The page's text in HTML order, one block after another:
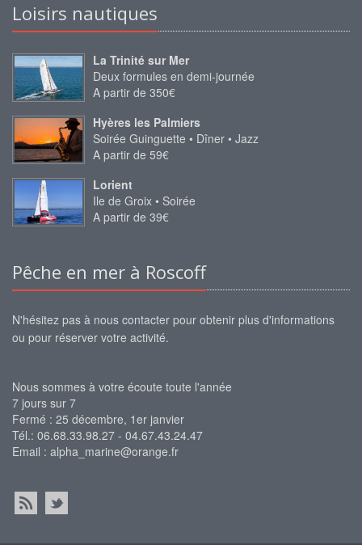
Loisirs nautiques
La Trinité sur Mer
Deux formules en demi-journée
A partir de 350€
Hyères les Palmiers
Soirée Guinguette • Dîner • Jazz
A partir de 59€
Lorient
Ile de Groix • Soirée
A partir de 39€
Pêche en mer à Roscoff
N'hésitez pas à nous contacter pour obtenir plus d'informations
ou pour réserver votre activité.
Nous sommes à votre écoute toute l'année
7 jours sur 7
Fermé : 25 décembre, 1er janvier
Tél.: 06.68.33.98.27 - 04.67.43.24.47
Email : alpha_marine@orange.fr